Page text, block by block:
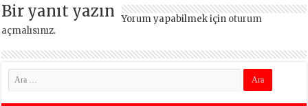
Bir yanıt yazın Yorum yapabilmek için oturum
açmalısınız.